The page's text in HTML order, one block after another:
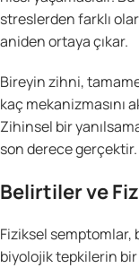
streslerden farklı
aniden ortaya çıkar.
Bireyin zihni,
kaç mekanizmasını
Zihinsel bir
son derece gerçektir.
Belirtiler ve
Fiziksel semptomlar,
biyolojik tepkilerin